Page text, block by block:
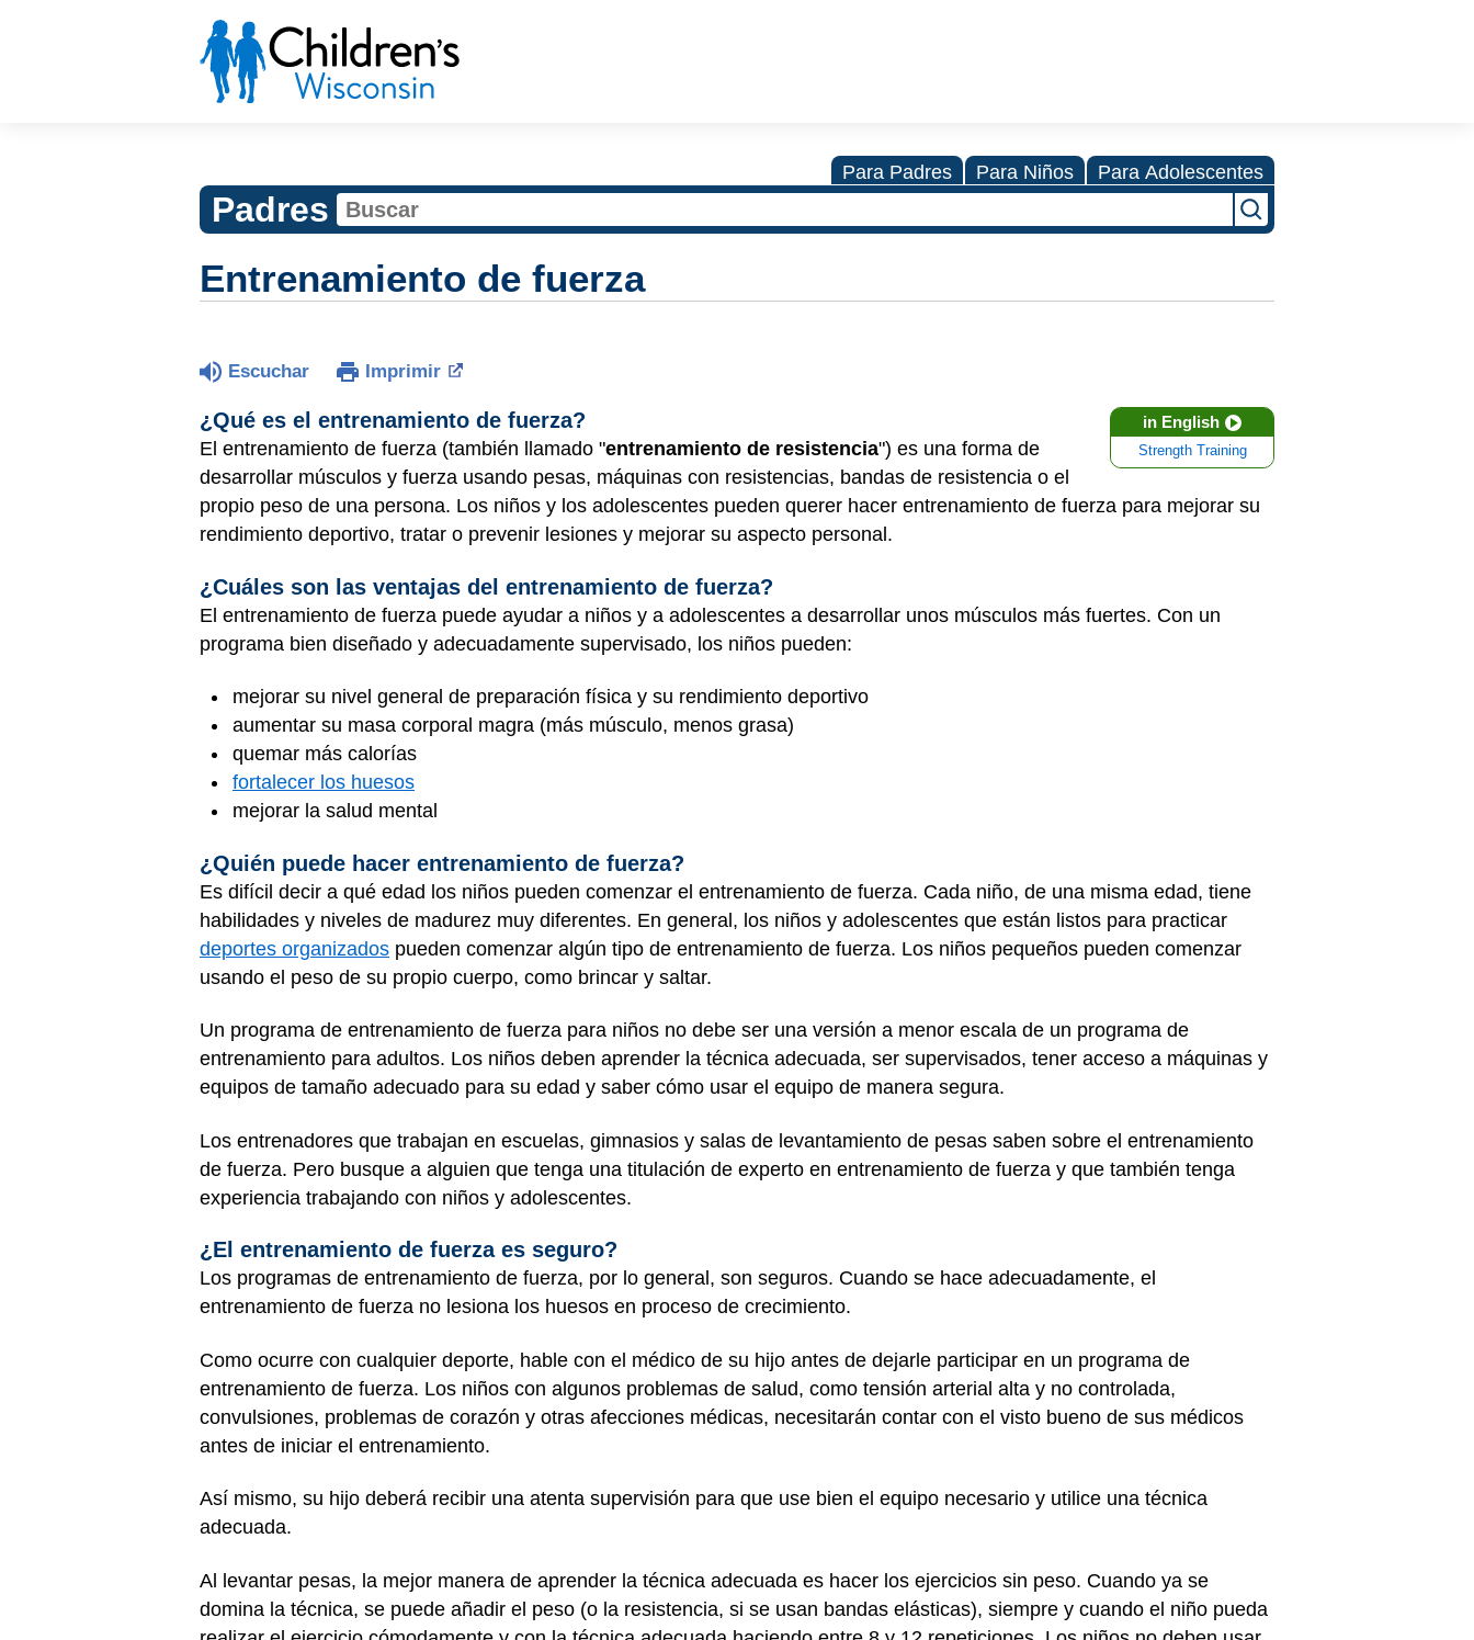
Para Padres Para Niños Para Adolescentes
Padres
Entrenamiento de fuerza
Escuchar Imprimir
in English
Strength Training
¿Qué es el entrenamiento de fuerza?
El entrenamiento de fuerza (también llamado "entrenamiento de resistencia") es una forma de
desarrollar músculos y fuerza usando pesas, máquinas con resistencias, bandas de resistencia o el
propio peso de una persona. Los niños y los adolescentes pueden querer hacer entrenamiento de fuerza para mejorar su
rendimiento deportivo, tratar o prevenir lesiones y mejorar su aspecto personal.
¿Cuáles son las ventajas del entrenamiento de fuerza?
El entrenamiento de fuerza puede ayudar a niños y a adolescentes a desarrollar unos músculos más fuertes. Con un
programa bien diseñado y adecuadamente supervisado, los niños pueden:
mejorar su nivel general de preparación física y su rendimiento deportivo
aumentar su masa corporal magra (más músculo, menos grasa)
quemar más calorías
fortalecer los huesos
mejorar la salud mental
¿Quién puede hacer entrenamiento de fuerza?
Es difícil decir a qué edad los niños pueden comenzar el entrenamiento de fuerza. Cada niño, de una misma edad, tiene
habilidades y niveles de madurez muy diferentes. En general, los niños y adolescentes que están listos para practicar
deportes organizados pueden comenzar algún tipo de entrenamiento de fuerza. Los niños pequeños pueden comenzar
usando el peso de su propio cuerpo, como brincar y saltar.
Un programa de entrenamiento de fuerza para niños no debe ser una versión a menor escala de un programa de
entrenamiento para adultos. Los niños deben aprender la técnica adecuada, ser supervisados, tener acceso a máquinas y
equipos de tamaño adecuado para su edad y saber cómo usar el equipo de manera segura.
Los entrenadores que trabajan en escuelas, gimnasios y salas de levantamiento de pesas saben sobre el entrenamiento
de fuerza. Pero busque a alguien que tenga una titulación de experto en entrenamiento de fuerza y que también tenga
experiencia trabajando con niños y adolescentes.
¿El entrenamiento de fuerza es seguro?
Los programas de entrenamiento de fuerza, por lo general, son seguros. Cuando se hace adecuadamente, el
entrenamiento de fuerza no lesiona los huesos en proceso de crecimiento.
Como ocurre con cualquier deporte, hable con el médico de su hijo antes de dejarle participar en un programa de
entrenamiento de fuerza. Los niños con algunos problemas de salud, como tensión arterial alta y no controlada,
convulsiones, problemas de corazón y otras afecciones médicas, necesitarán contar con el visto bueno de sus médicos
antes de iniciar el entrenamiento.
Así mismo, su hijo deberá recibir una atenta supervisión para que use bien el equipo necesario y utilice una técnica
adecuada.
Al levantar pesas, la mejor manera de aprender la técnica adecuada es hacer los ejercicios sin peso. Cuando ya se
domina la técnica, se puede añadir el peso (o la resistencia, si se usan bandas elásticas), siempre y cuando el niño pueda